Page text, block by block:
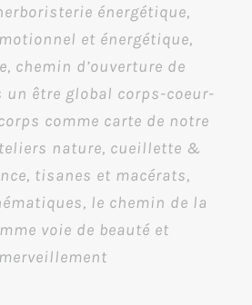
énergétique,
et énergétique,
chemin d’ouverture de
un être global corps-coeur-
comme carte de notre
nature, cueillette &
tisanes et macérats,
le chemin de la
voie de beauté et